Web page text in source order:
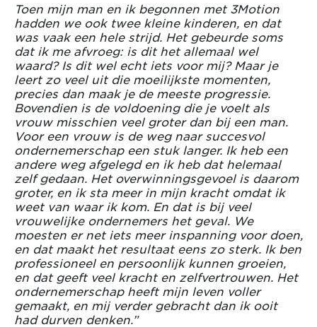
Toen mijn man en ik begonnen met 3Motion
hadden we ook twee kleine kinderen, en dat
was vaak een hele strijd. Het gebeurde soms
dat ik me afvroeg: is dit het allemaal wel
waard? Is dit wel echt iets voor mij? Maar je
leert zo veel uit die moeilijkste momenten,
precies dan maak je de meeste progressie.
Bovendien is de voldoening die je voelt als
vrouw misschien veel groter dan bij een man.
Voor een vrouw is de weg naar succesvol
ondernemerschap een stuk langer. Ik heb een
andere weg afgelegd en ik heb dat helemaal
zelf gedaan. Het overwinningsgevoel is daarom
groter, en ik sta meer in mijn kracht omdat ik
weet van waar ik kom. En dat is bij veel
vrouwelijke ondernemers het geval. We
moesten er net iets meer inspanning voor doen,
en dat maakt het resultaat eens zo sterk. Ik ben
professioneel en persoonlijk kunnen groeien,
en dat geeft veel kracht en zelfvertrouwen. Het
ondernemerschap heeft mijn leven voller
gemaakt, en mij verder gebracht dan ik ooit
had durven denken.”